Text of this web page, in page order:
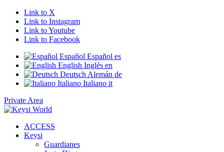
Link to X
Link to Instagram
Link to Youtube
Link to Facebook
Español Español es
English Inglés en
Deutsch Alemán de
Italiano Italiano it
Private Area
ACCESS
Keysi
Guardianes